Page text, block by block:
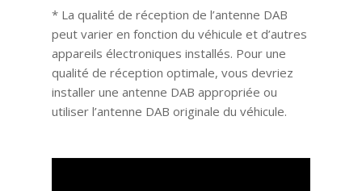
* La qualité de réception de l’antenne DAB
peut varier en fonction du véhicule et d’autres
appareils électroniques installés. Pour une
qualité de réception optimale, vous devriez
installer une antenne DAB appropriée ou
utiliser l’antenne DAB originale du véhicule.